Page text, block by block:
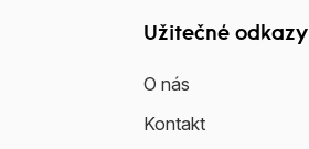
Užitečné odkazy
O nás
Kontakt